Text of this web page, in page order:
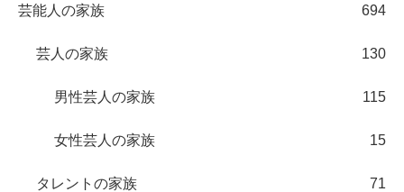
芸能人の家族 694
芸人の家族 130
男性芸人の家族 115
女性芸人の家族 15
タレントの家族 71